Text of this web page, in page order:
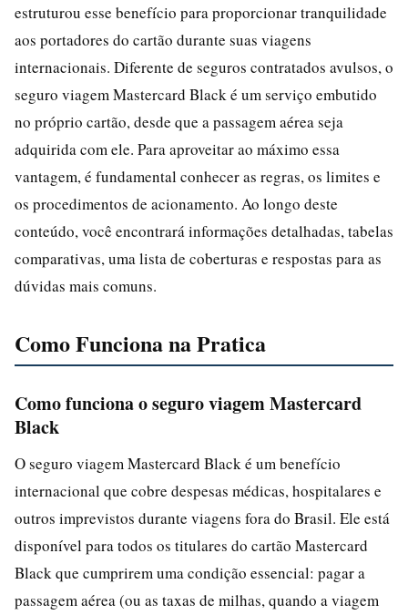
estruturou esse benefício para proporcionar tranquilidade
aos portadores do cartão durante suas viagens
internacionais. Diferente de seguros contratados avulsos, o
seguro viagem Mastercard Black é um serviço embutido
no próprio cartão, desde que a passagem aérea seja
adquirida com ele. Para aproveitar ao máximo essa
vantagem, é fundamental conhecer as regras, os limites e
os procedimentos de acionamento. Ao longo deste
conteúdo, você encontrará informações detalhadas, tabelas
comparativas, uma lista de coberturas e respostas para as
dúvidas mais comuns.
Como Funciona na Pratica
Como funciona o seguro viagem Mastercard
Black
O seguro viagem Mastercard Black é um benefício
internacional que cobre despesas médicas, hospitalares e
outros imprevistos durante viagens fora do Brasil. Ele está
disponível para todos os titulares do cartão Mastercard
Black que cumprirem uma condição essencial: pagar a
passagem aérea (ou as taxas de milhas, quando a viagem